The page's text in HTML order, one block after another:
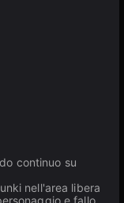
continuo su
nell'area libera
e fallo